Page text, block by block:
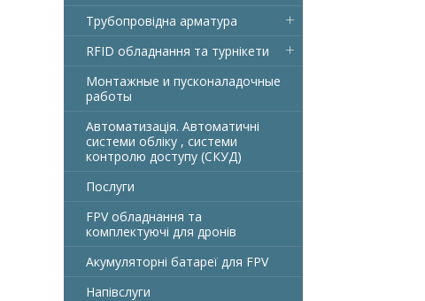
Трубопровідна арматура
RFID обладнання та турнікети
Монтажные и пусконаладочные
работы
Автоматизація. Автоматичні
системи обліку , системи
контролю доступу (СКУД)
Послуги
FPV обладнання та
комплектуючі для дронів
Акумуляторні батареї для FPV
Напівслуги